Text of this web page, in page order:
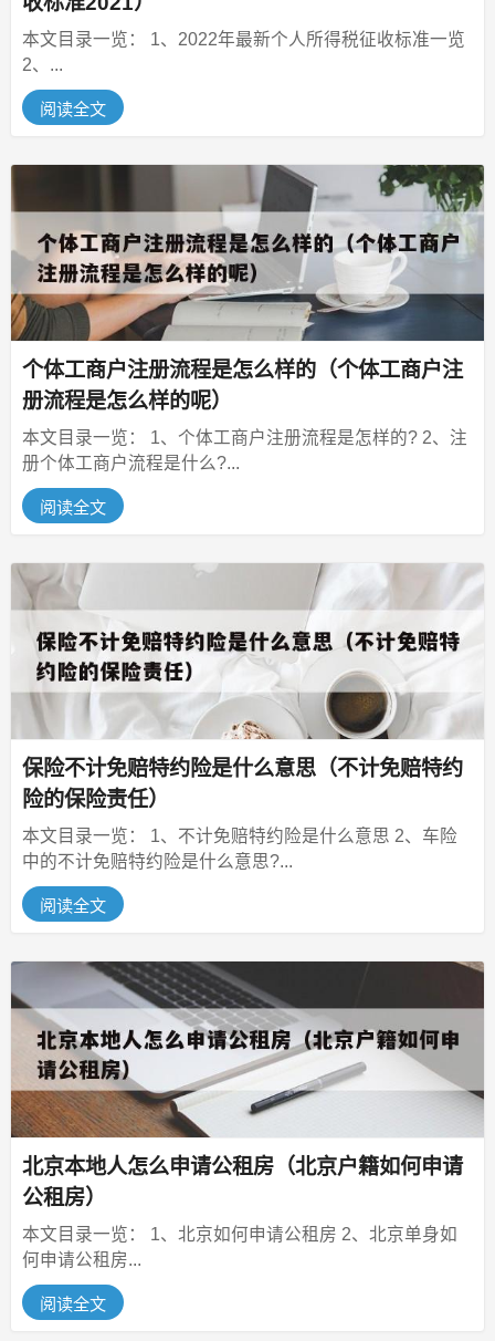
本文目录一览： 1、2022年最新个人所得税征收标准一览
2、...
阅读全文
个体工商户注册流程是怎么样的（个体工商户注
册流程是怎么样的呢）
本文目录一览： 1、个体工商户注册流程是怎样的? 2、注
册个体工商户流程是什么?...
阅读全文
保险不计免赔特约险是什么意思（不计免赔特约
险的保险责任）
本文目录一览： 1、不计免赔特约险是什么意思 2、车险
中的不计免赔特约险是什么意思?...
阅读全文
北京本地人怎么申请公租房（北京户籍如何申请
公租房）
本文目录一览： 1、北京如何申请公租房 2、北京单身如
何申请公租房...
阅读全文